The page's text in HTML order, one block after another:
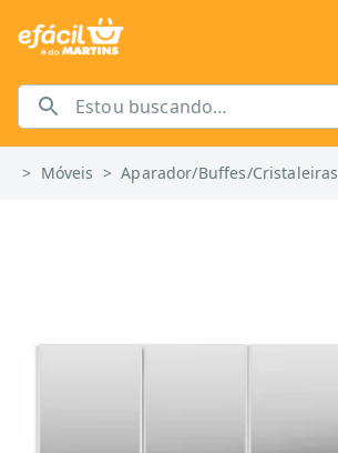
> Móveis >Aparador/Buffes/Cristaleiras